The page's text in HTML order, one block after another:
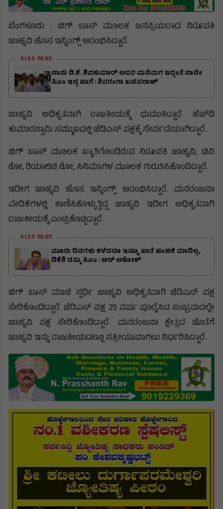
ಬೆಂಗಳೂರು : ಬಿಗ್ ಬಾಸ್ ಮೂಲಕ ಜನಪ್ರಿಯರಾದ ನಿರೂಪಕಿ
ಜಾಹ್ನವಿ ಹೊಸ ಇನ್ನಿಂಗ್ಸ್ ಆರಂಭಿಸಿದ್ದಾರೆ.
ALSO READ
ನಾನು ಡಿ.ಕೆ. ಶಿವಕುಮಾರ್ ಅವರ ಮನೆಮಗ ಇದ್ದಂತೆ ನಾನೇ
ಸಿಎಂ ಇದ್ದ ಹಾಗೆ : ಶಿವಗಂಗಾ ಬಸವರಾಜ್
ಜಾಹ್ನವಿ ಅಧಿಕೃತವಾಗಿ ರಾಜಕೀಯಕ್ಕೆ ಧುಮುಕಿದ್ದಾರೆ. ಹೆಚ್‌ಡಿ
ಕುಮಾರಸ್ವಾಮಿ ಸಮ್ಮುಖದಲ್ಲಿ ಜೆಡಿಎಸ್ ಪಕ್ಷಕ್ಕೆ ಸೇರ್ಪಡೆಯಾಗಿದ್ದಾರೆ.
ಬಿಗ್ ಬಾಸ್ ಮೂಲಕ ಖ್ಯಾತಿಗೊಂಡಿರುವ ನಿರೂಪಕಿ ಜಾಹ್ನವಿ, ಟಿವಿ
ಶೋ, ರಿಯಾಲಿಟಿ ಶೋ, ಸಿನಿಮಾಗಳ ಮೂಲಕ ಗುರುತಿಸಿಕೊಂಡಿದ್ದಾರೆ.
ಇದೀಗ ಜಾಹ್ನವಿ ಹೊಸ ಇನ್ನಿಂಗ್ಸ್ ಆರಂಭಿಸಿದ್ದಾರೆ. ಮನರಂಜನಾ
ವೇದಿಕೆಗಳಲ್ಲಿ ಕಾಣಿಸಿಕೊಳ್ಳುತ್ತಿದ್ದ ಜಾಹ್ನವಿ ಇದೀಗ ಅಧಿಕೃತವಾಗಿ
ರಾಜಕೀಯಕ್ಕೆ ಎಂಟ್ರಿಕೊಟ್ಟಿದ್ದಾರೆ.
ALSO READ
ಮೂರು ದಿನಗಳು ಕಳೆದರೂ ಇನ್ನೂ ಖಾತೆ ಹಂಚಿಕೆ ಮಾಡಿಲ್ಲ,
ಡಿಕೆಶಿ ಡಮ್ಮಿ ಸಿಎಂ : ಆರ್ ಅಶೋಕ್
ಬಿಗ್ ಬಾಸ್ ಮಾಜಿ ಸ್ಪರ್ಧಿ ಜಾಹ್ನವಿ ಅಧಿಕೃತವಾಗಿ ಜೆಡಿಎಸ್ ಪಕ್ಷ
ಸೇರಿಕೊಂಡಿದ್ದಾರೆ. ಜೆಡಿಎಸ್ ಪಕ್ಷ 25 ವರ್ಷ ಪೂರೈಸಿದ ಸಂಭ್ರಮದಲ್ಲೇ
ಜಾಹ್ನವಿ ಪಕ್ಷ ಸೇರಿಕೊಂಡಿದ್ದಾರೆ. ಮನರಂಜನಾ ಕ್ಷೇತ್ರದ ಜೊತೆಗೆ
ಜಾಹ್ನವಿ ಇನ್ನು ರಾಜಕೀಯದಲ್ಲೂ ಸಕ್ರೀಯಾವಾಗಲು ನಿರ್ಧರಿಸಿದ್ದಾರೆ.